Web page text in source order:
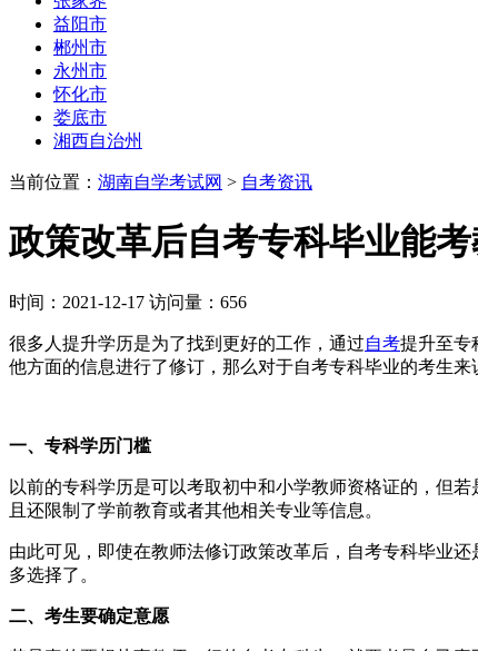
益阳市
郴州市
永州市
怀化市
娄底市
湘西自治州
当前位置： 湖南自学考试网 > 自考资讯
政策改革后自考专科毕业能
时间：2021-12-17 访问量：656
很多人提升学历是为了找到更好的工作，通过自考提升至专
他方面的信息进行了修订，那么对于自考专科毕业的考生
一、专科学历门槛
以前的专科学历是可以考取初中和小学教师资格证的，但
且还限制了学前教育或者其他相关专业等信息。
由此可见，即使在教师法修订政策改革后，自考专科毕业
多选择了。
二、考生要确定意愿